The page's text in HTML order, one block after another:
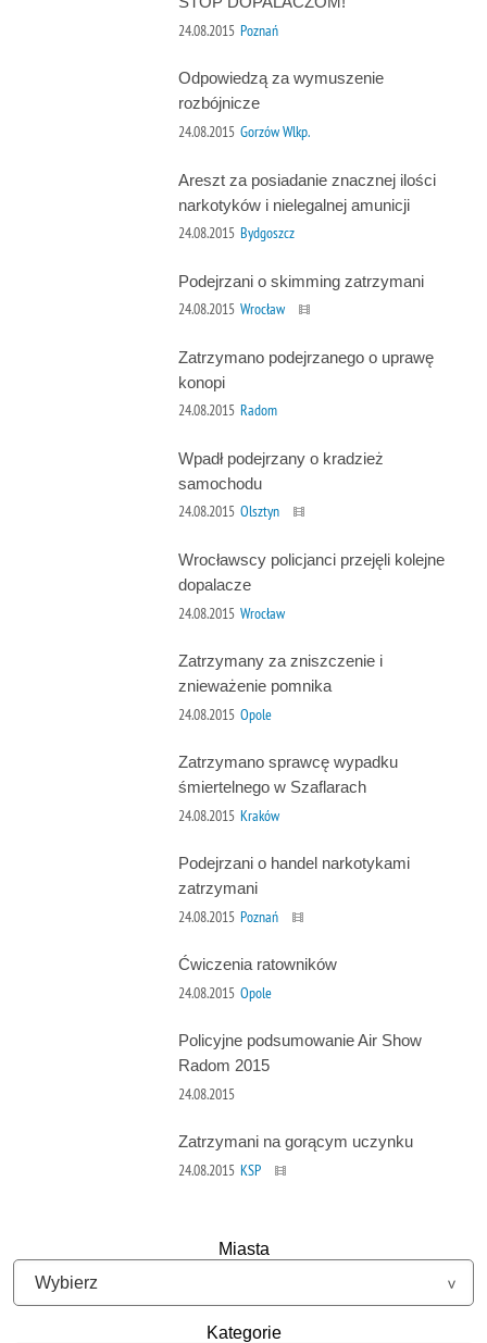
24.08.2015 Poznań
Odpowiedzą za wymuszenie
rozbójnicze
24.08.2015 Gorzów Wlkp.
Areszt za posiadanie znacznej ilości
narkotyków i nielegalnej amunicji
24.08.2015 Bydgoszcz
Podejrzani o skimming zatrzymani
24.08.2015 Wrocław
Zatrzymano podejrzanego o uprawę
konopi
24.08.2015 Radom
Wpadł podejrzany o kradzież
samochodu
24.08.2015 Olsztyn
Wrocławscy policjanci przejęli kolejne
dopalacze
24.08.2015 Wrocław
Zatrzymany za zniszczenie i
znieważenie pomnika
24.08.2015 Opole
Zatrzymano sprawcę wypadku
śmiertelnego w Szaflarach
24.08.2015 Kraków
Podejrzani o handel narkotykami
zatrzymani
24.08.2015 Poznań
Ćwiczenia ratowników
24.08.2015 Opole
Policyjne podsumowanie Air Show
Radom 2015
24.08.2015
Zatrzymani na gorącym uczynku
24.08.2015 KSP
Miasta
Kategorie